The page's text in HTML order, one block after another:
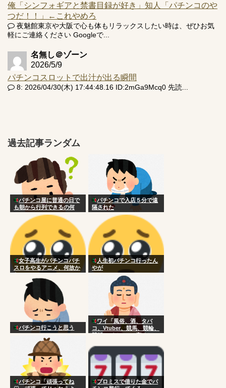
俺「シンフォギアと禁書目録が好き」知人「パチンコのや
つだ！！」←これやめろ
夜魅館東京や大阪で心も体もリラックスしたい時は、ぜひお気
軽にご連絡ください Googleで...
名無し＠ゾーン
2026/5/9
パチンコスロットで出汁が出る瞬間
8: 2026/04/30(木) 17:44:48.16 ID:2mGa9Mcq0 先読...
過去記事ランダム
パチンコ屋に普通の日で
も朝から行列できるの何
で？
パチンコで入店５分で遠
隔された
女子高生がパチンコパチ
スロをやるアニメ、何故か
ない
人生初パチンコ行ったん
やが
パチンコ行こうと思う
ワイ「風俗、酒、タバ
コ、Vtuber、競馬、競輪、
競艇、パチンコ、宝くじ一
ん」
パチンコ「頑張ってね
プロミスで借りた金でパ